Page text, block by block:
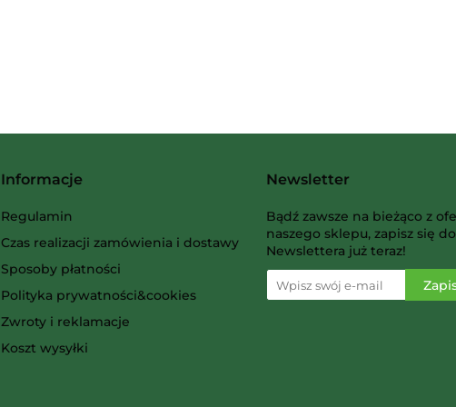
AMIGO Spiel
Informacje
Regulamin
Czas realizacji zamówienia i dostawy
Sposoby płatności
Polityka prywatności&cookies
Zwroty i reklamacje
Koszt wysyłki
Newsletter
Bądź zawsze na bieżąco z
naszego sklepu, zapisz się do
Newslettera już teraz!